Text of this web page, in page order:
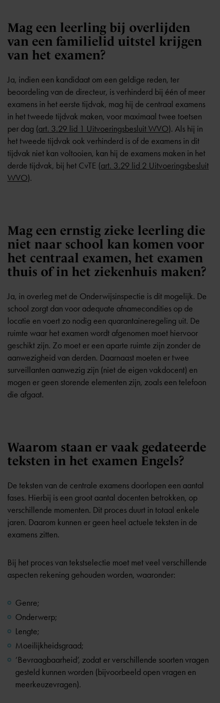
Mag een leerling bij overlijden
van een familielid uitstel krijgen
van het examen?
Ja, indien een kandidaat om een geldige reden, ter
beoordeling van de directeur, is verhinderd bij één of meer
examens in het eerste tijdvak, mag hij de centraal examens
in het tweede tijdvak maken, voor maximaal twee toetsen
per dag (art. 3.29 lid 1 Uitvoeringsbesluit WVO). Als hij in
het tweede tijdvak ook verhinderd is of de examens in dit
tijdvak niet kan voltooien, kan hij de examens maken in het
derde tijdvak, bij het CvTE (art. 3.29 lid 2 Uitvoeringsbesluit
WVO).
Mag een ernstig zieke leerling die
niet naar school kan komen voor
het centraal examen, het examen
thuis of in het ziekenhuis maken?
Ja, in overleg met de Onderwijsinspectie is dit mogelijk. De
school zorgt dan voor adequate afnamecondities op de
locatie en voert zo nodig een quarantaineregeling uit. De
ruimte waar het examen wordt afgenomen moet hiervoor
geschikt zijn. Zo moet er een aparte ruimte zijn zonder de
aanwezigheid van derden. Daarnaast moeten er twee
surveillanten aanwezig zijn (niet de eigen vakdocent) en
mogen er geen storende elementen zijn, zoals een telefoon
die afgaat.
Waarom staan er vaak gedateerde
teksten in het examen Engels?
De teksten van de centrale examens doorlopen een aantal
fases. Hierbij is een groot aantal docenten betrokken, op
verschillende momenten. Dit proces duurt in totaal enkele
jaren. Daarom kunnen er geen heel actuele teksten in de
examens zitten.
Bij het proces van tekstselectie moet met veel verschillende
aspecten rekening gehouden worden, waaronder:
Genre;
Onderwerp;
Lengte;
Moeilijkheidsgraad;
‘Bevraagbaarheid’, zodat er verschillende soorten vragen
gesteld kunnen worden (bijvoorbeeld open vragen en
meerkeuzevragen).